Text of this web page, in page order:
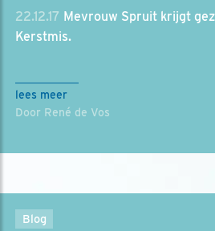
22.12.17 Mevrouw Spruit krijgt
Kerstmis.
lees meer
Door René de Vos
Blog